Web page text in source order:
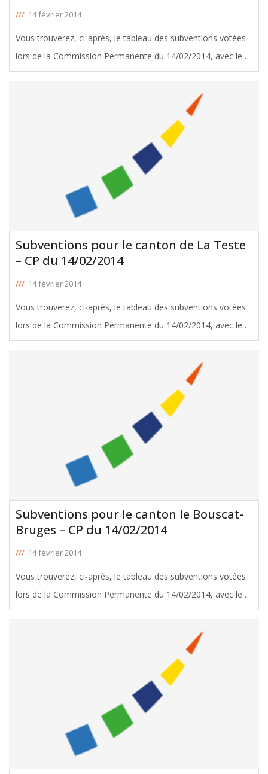
/// 14 février 2014
Vous trouverez, ci-après, le tableau des subventions votées
lors de la Commission Permanente du 14/02/2014, avec le
soutien de Xavier Loriaud, Conseiller Général de Blaye.
Subventions pour le canton de La Teste
– CP du 14/02/2014
/// 14 février 2014
Vous trouverez, ci-après, le tableau des subventions votées
lors de la Commission Permanente du 14/02/2014, avec le
soutien de Jacques Chauvet, Conseiller Général de La Teste.
Subventions pour le canton le Bouscat-
Bruges – CP du 14/02/2014
/// 14 février 2014
Vous trouverez, ci-après, le tableau des subventions votées
lors de la Commission Permanente du 14/02/2014, avec le
soutien de Dominique Vincent, Conseiller Général du canton